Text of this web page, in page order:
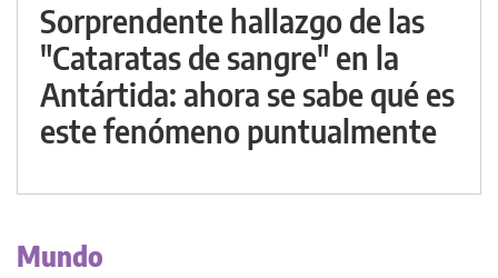
Sorprendente hallazgo de las
"Cataratas de sangre" en la
Antártida: ahora se sabe qué es
este fenómeno puntualmente
Mundo